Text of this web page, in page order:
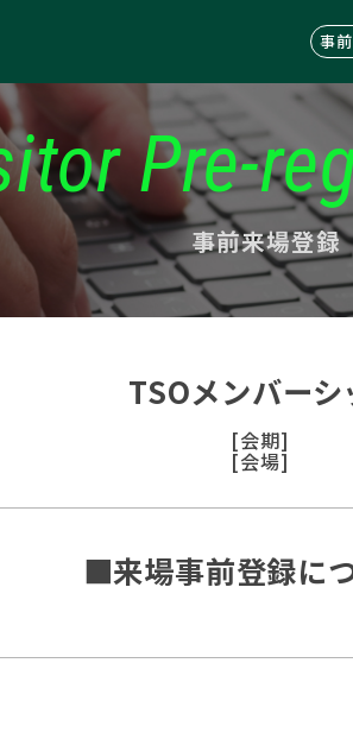
事
Pre-
事前来場登録
TSOメンバーシ
[会期]
[会場]
■来場事前登録に